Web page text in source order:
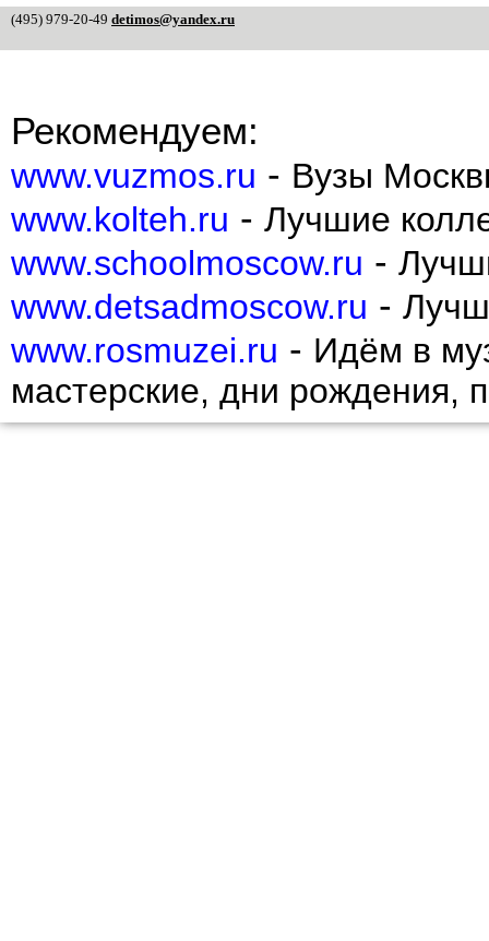
(495) 979-20-49 detimos@yandex.ru
Рекомендуем:
www.vuzmos.ru - Вузы
www.kolteh.ru - Лучшие
www.schoolmoscow.ru -
www.detsadmoscow.ru -
www.rosmuzei.ru - Идём в
мастерские, дни рождения,